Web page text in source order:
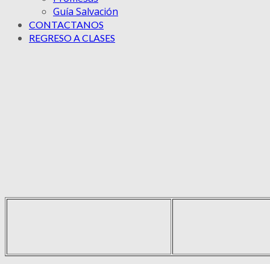
Guía Salvación
CONTACTANOS
REGRESO A CLASES